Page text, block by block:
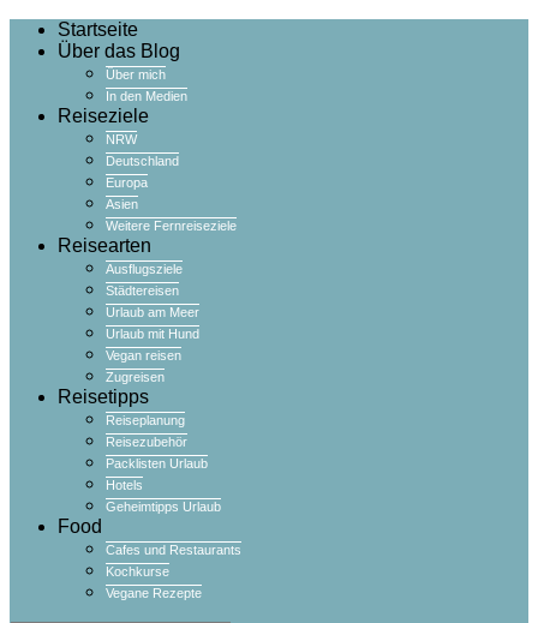
Startseite
Über das Blog
Über mich
In den Medien
Reiseziele
NRW
Deutschland
Europa
Asien
Weitere Fernreiseziele
Reisearten
Ausflugsziele
Städtereisen
Urlaub am Meer
Urlaub mit Hund
Vegan reisen
Zugreisen
Reisetipps
Reiseplanung
Reisezubehör
Packlisten Urlaub
Hotels
Geheimtipps Urlaub
Food
Cafes und Restaurants
Kochkurse
Vegane Rezepte